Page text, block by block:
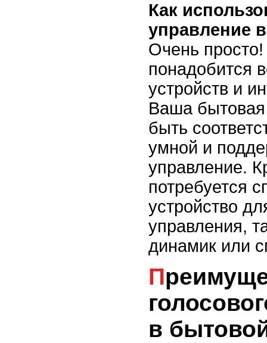
Как
управление
Очень
понадобится
устройств и
Ваша
быть
умной и
управление.
потребуется
устройство
управления,
динамик или
Преимущества
в